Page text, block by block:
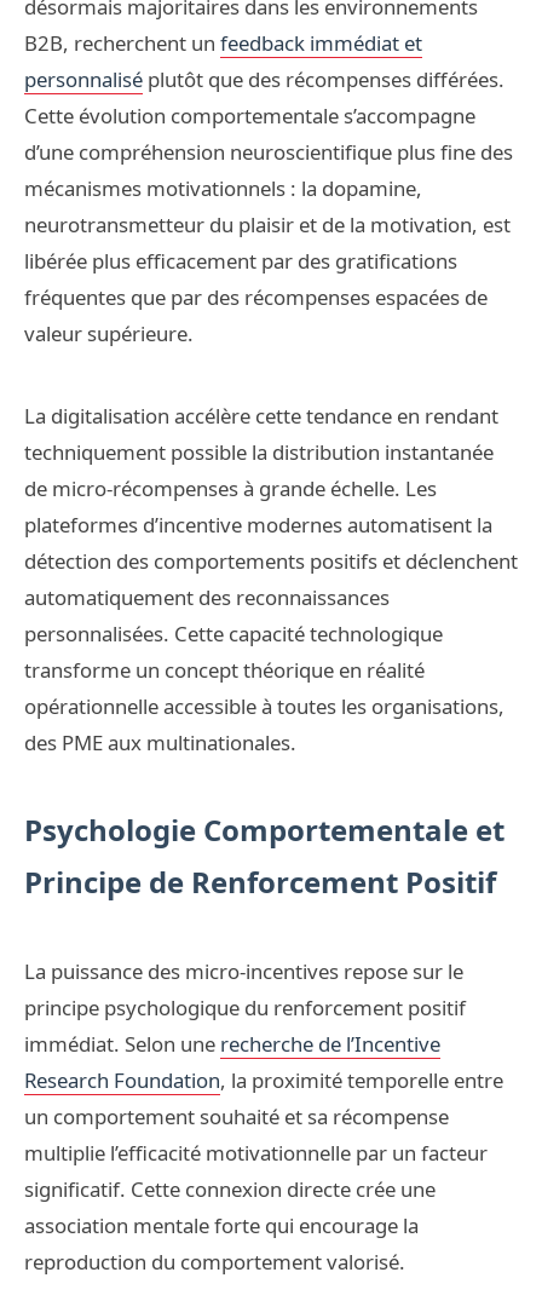
désormais majoritaires dans les environnements
B2B, recherchent un feedback immédiat et
personnalisé plutôt que des récompenses différées.
Cette évolution comportementale s’accompagne
d’une compréhension neuroscientifique plus fine des
mécanismes motivationnels : la dopamine,
neurotransmetteur du plaisir et de la motivation, est
libérée plus efficacement par des gratifications
fréquentes que par des récompenses espacées de
valeur supérieure.
La digitalisation accélère cette tendance en rendant
techniquement possible la distribution instantanée
de micro-récompenses à grande échelle. Les
plateformes d’incentive modernes automatisent la
détection des comportements positifs et déclenchent
automatiquement des reconnaissances
personnalisées. Cette capacité technologique
transforme un concept théorique en réalité
opérationnelle accessible à toutes les organisations,
des PME aux multinationales.
Psychologie Comportementale et
Principe de Renforcement Positif
La puissance des micro-incentives repose sur le
principe psychologique du renforcement positif
immédiat. Selon une recherche de l’Incentive
Research Foundation, la proximité temporelle entre
un comportement souhaité et sa récompense
multiplie l’efficacité motivationnelle par un facteur
significatif. Cette connexion directe crée une
association mentale forte qui encourage la
reproduction du comportement valorisé.